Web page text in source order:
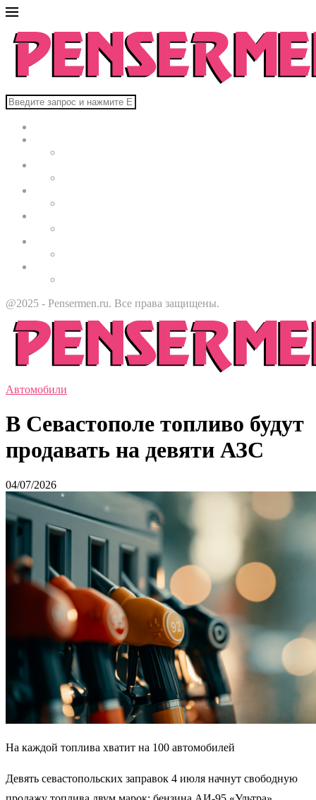
@2025 - Pensermen.ru. Все права защищены.
Автомобили
В Севастополе топливо будут
продавать на девяти АЗС
04/07/2026
На каждой топлива хватит на 100 автомобилей
Девять севастопольских заправок 4 июля начнут свободную